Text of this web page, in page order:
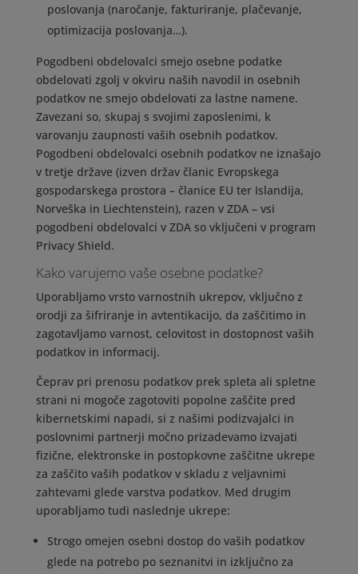
poslovanja (naročanje, fakturiranje, plačevanje,
optimizacija poslovanja…).
Pogodbeni obdelovalci smejo osebne podatke
obdelovati zgolj v okviru naših navodil in osebnih
podatkov ne smejo obdelovati za lastne namene.
Zavezani so, skupaj s svojimi zaposlenimi, k
varovanju zaupnosti vaših osebnih podatkov.
Pogodbeni obdelovalci osebnih podatkov ne iznašajo
v tretje države (izven držav članic Evropskega
gospodarskega prostora – članice EU ter Islandija,
Norveška in Liechtenstein), razen v ZDA – vsi
pogodbeni obdelovalci v ZDA so vključeni v program
Privacy Shield.
Kako varujemo vaše osebne podatke?
Uporabljamo vrsto varnostnih ukrepov, vključno z
orodji za šifriranje in avtentikacijo, da zaščitimo in
zagotavljamo varnost, celovitost in dostopnost vaših
podatkov in informacij.
Čeprav pri prenosu podatkov prek spleta ali spletne
strani ni mogoče zagotoviti popolne zaščite pred
kibernetskimi napadi, si z našimi podizvajalci in
poslovnimi partnerji močno prizadevamo izvajati
fizične, elektronske in postopkovne zaščitne ukrepe
za zaščito vaših podatkov v skladu z veljavnimi
zahtevami glede varstva podatkov. Med drugim
uporabljamo tudi naslednje ukrepe:
Strogo omejen osebni dostop do vaših podatkov
glede na potrebo po seznanitvi in izključno za